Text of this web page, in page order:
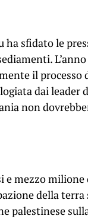
ha sfidato le
il processo
dai leader
non
mezzo
della
palestinese